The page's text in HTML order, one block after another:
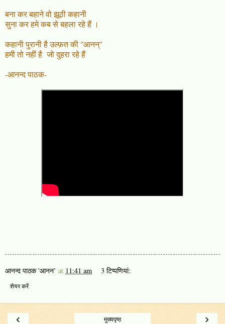
बना कर बहाने वो झूठी कहानी
सुना कर हमे कब से बहला रहे हैं ।
कहानी पुरानी है उल्फ़त की "आनन्"
हमी तो नहीं है जो दुहरा रहे हैं
-आनन्द पाठक-
आनन्द पाठक 'आनन’ at 11:41 am 3 टिप्‍पणियां:
शेयर करें
‹ ›
मुख्यपृष्ठ